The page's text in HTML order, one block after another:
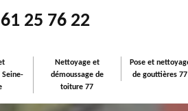
25 76 22
Seine-
Nettoyage et
démoussage de
toiture 77
Pose et
de gouttières 77